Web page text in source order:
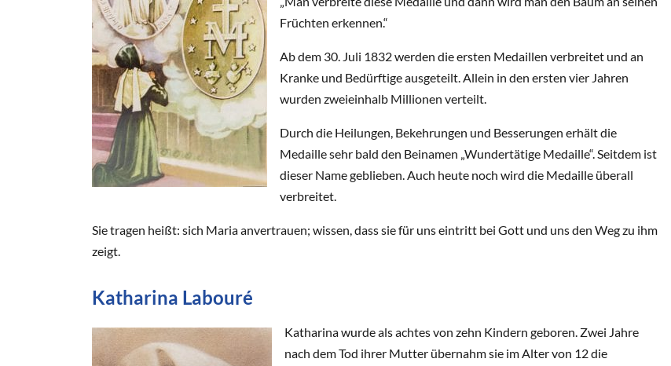
Früchten erkennen.“
Ab dem 30. Juli 1832 werden die ersten Medaillen verbreitet und an
Kranke und Bedürftige ausgeteilt. Allein in den ersten vier Jahren
wurden zweieinhalb Millionen verteilt.
Durch die Heilungen, Bekehrungen und Besserungen erhält die
Medaille sehr bald den Beinamen „Wundertätige Medaille“. Seitdem ist
dieser Name geblieben. Auch heute noch wird die Medaille überall
verbreitet.
Sie tragen heißt: sich Maria anvertrauen; wissen, dass sie für uns eintritt bei Gott und uns den Weg zu ihm
zeigt.
Katharina Labouré
Katharina wurde als achtes von zehn Kindern geboren. Zwei Jahre
nach dem Tod ihrer Mutter übernahm sie im Alter von 12 die